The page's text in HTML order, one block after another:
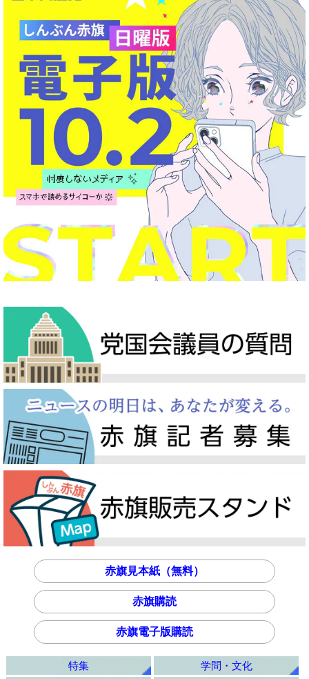
赤旗見本紙（無料）
赤旗購読
赤旗電子版購読
特集
学問・文化